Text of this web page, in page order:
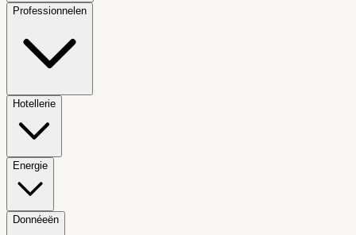
Professionnelen
Hotellerie
Energie
Donnéeën